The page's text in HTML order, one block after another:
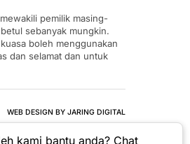
pemilik masing-
sebanyak mungkin.
boleh menggunakan
dan selamat dan untuk
WEB DESIGN BY JARING DIGITAL
kami bantu anda? Chat